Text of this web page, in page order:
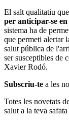
El salt qualitatiu
per anticipar-se
sistema ha de
que permeti alertar
salut pública de
ser susceptibles de
Xavier Rodó.
Subscriu-te a les
Totes les novetats
salut a la teva